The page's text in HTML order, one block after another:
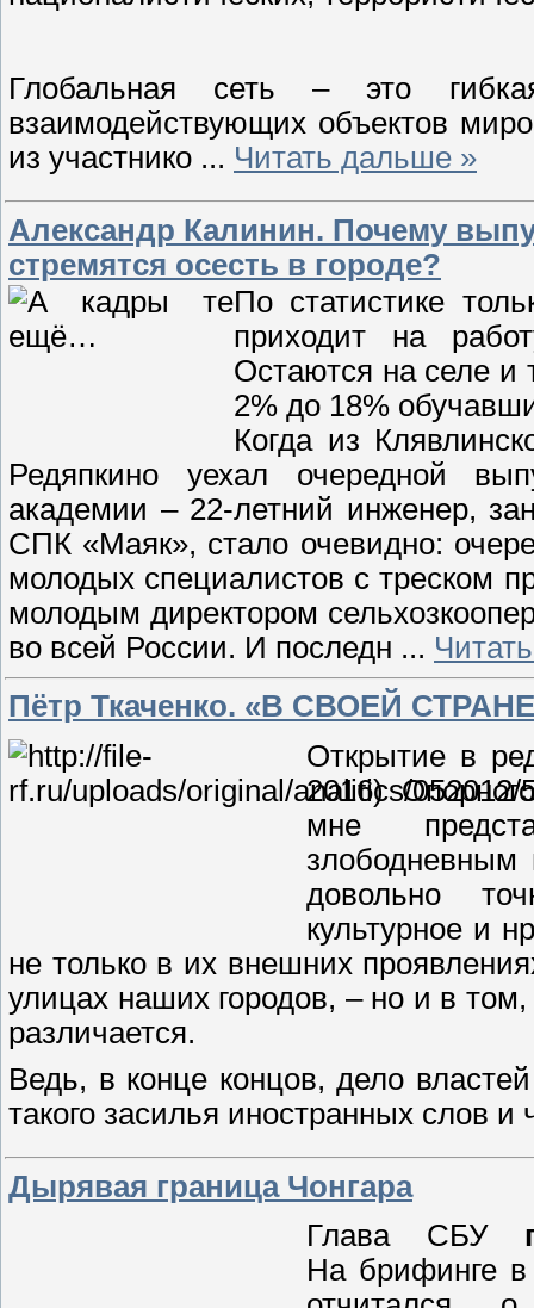
Глобальная сеть – это
взаимодействующих объектов
из участнико ... Читать дальше »
Александр Калинин. Почему
стремятся осесть в городе?
По статистике
приходит на
Остаются на селе и
2% до 18%
Когда из
Редяпкино уехал очередной
академии – 22-летний инженер,
СПК «Маяк», стало очевидно:
молодых специалистов с треском
молодым директором
во всей России. И последн ...
Пётр Ткаченко. «В СВОЕЙ
Открытие в
2016)
мне
довольно
культурное и
не только в их внешних
улицах наших городов, – но и в
различается.
Ведь, в конце концов, дело
такого засилья иностранных слов и
Дырявая граница Чонгара
Глава СБУ
На брифинге в